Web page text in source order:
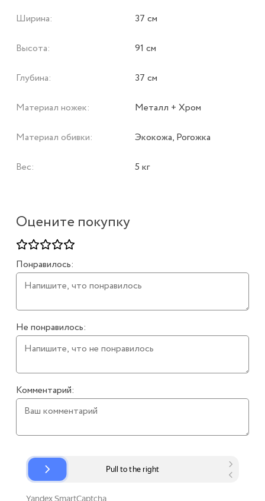
Оцените покупку
Понравилось:
Не понравилось:
Комментарий:
Ширина: 37 см
Высота: 91 см
Глубина: 37 см
Материал ножек: Металл + Хром
Материал обивки: Экокожа, Рогожка
Вес: 5 кг